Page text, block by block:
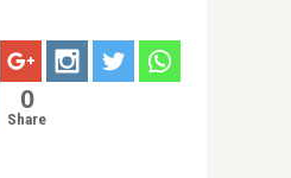
0
Share